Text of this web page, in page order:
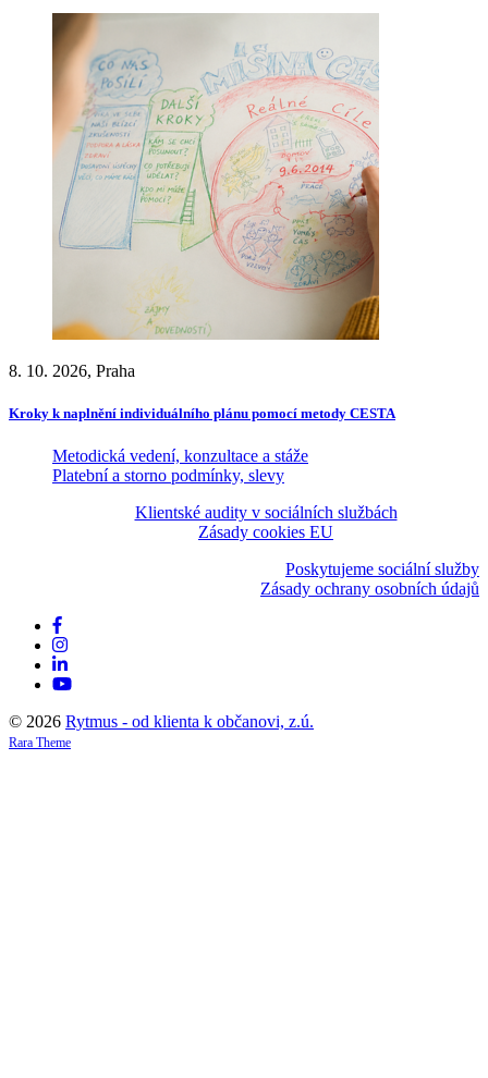
8. 10. 2026, Praha
Kroky k naplnění individuálního plánu pomocí metody CESTA
Metodická vedení, konzultace a stáže
Platební a storno podmínky, slevy
Klientské audity v sociálních službách
Zásady cookies EU
Poskytujeme sociální služby
Zásady ochrany osobních údajů
© 2026 Rytmus - od klienta k občanovi, z.ú.
Rara Theme